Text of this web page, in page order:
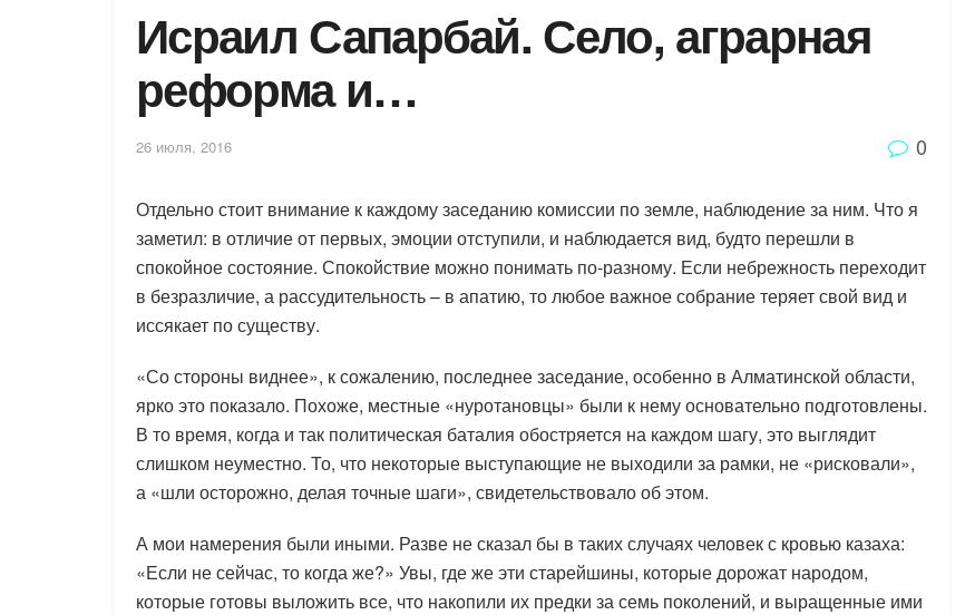
Исраил Сапарбай. Село, аграрная
реформа и…
26 июля, 2016 0
Отдельно стоит внимание к каждому заседанию комиссии по земле, наблюдение за ним. Что я
заметил: в отличие от первых, эмоции отступили, и наблюдается вид, будто перешли в
спокойное состояние. Спокойствие можно понимать по-разному. Если небрежность переходит
в безразличие, а рассудительность – в апатию, то любое важное собрание теряет свой вид и
иссякает по существу.
«Со стороны виднее», к сожалению, последнее заседание, особенно в Алматинской области,
ярко это показало. Похоже, местные «нуротановцы» были к нему основательно подготовлены.
В то время, когда и так политическая баталия обостряется на каждом шагу, это выглядит
слишком неуместно. То, что некоторые выступающие не выходили за рамки, не «рисковали»,
а «шли осторожно, делая точные шаги», свидетельствовало об этом.
А мои намерения были иными. Разве не сказал бы в таких случаях человек с кровью казаха:
«Если не сейчас, то когда же?» Увы, где же эти старейшины, которые дорожат народом,
которые готовы выложить все, что накопили их предки за семь поколений, и выращенные ими